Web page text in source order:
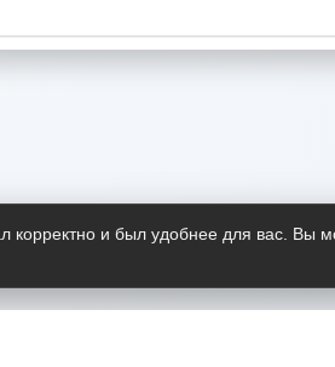
корректно и был удобнее для вас. Вы